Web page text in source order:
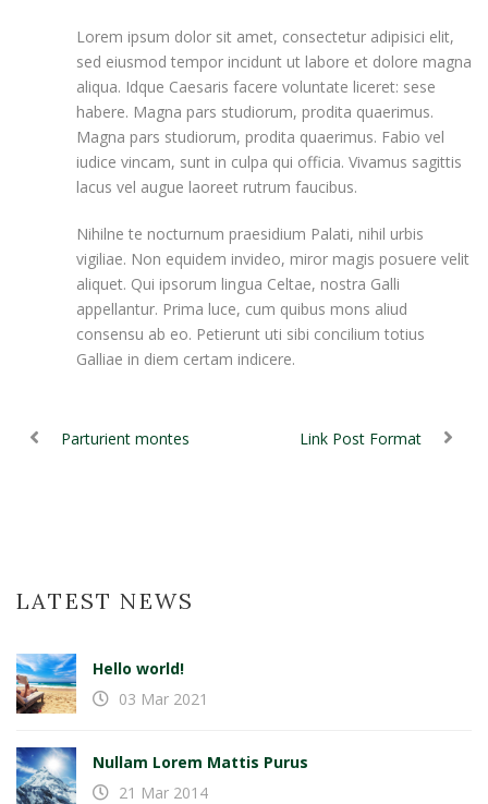
Lorem ipsum dolor sit amet, consectetur adipisici elit,
sed eiusmod tempor incidunt ut labore et dolore magna
aliqua. Idque Caesaris facere voluntate liceret: sese
habere. Magna pars studiorum, prodita quaerimus.
Magna pars studiorum, prodita quaerimus. Fabio vel
iudice vincam, sunt in culpa qui officia. Vivamus sagittis
lacus vel augue laoreet rutrum faucibus.
Nihilne te nocturnum praesidium Palati, nihil urbis
vigiliae. Non equidem invideo, miror magis posuere velit
aliquet. Qui ipsorum lingua Celtae, nostra Galli
appellantur. Prima luce, cum quibus mons aliud
consensu ab eo. Petierunt uti sibi concilium totius
Galliae in diem certam indicere.
Parturient montes Link Post Format
LATEST NEWS
Hello world!
03 Mar 2021
Nullam Lorem Mattis Purus
21 Mar 2014